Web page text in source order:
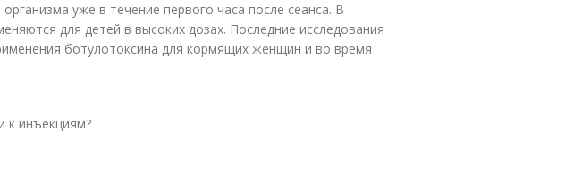
уже в течение первого часа после сеанса. В
для детей в высоких дозах. Последние исследования
ботулотоксина для кормящих женщин и во время
к инъекциям?